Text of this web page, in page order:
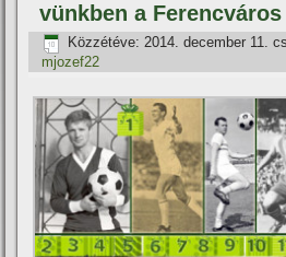
vünkben a
Közzétéve: 2014. december 11.
mjozef22